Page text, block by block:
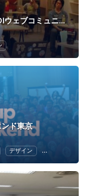
KWCPLUS（株式会社KDDIウェブコミュニケーションズ）
ド東京
デザイン マーケティング